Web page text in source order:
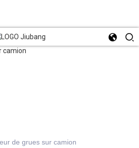
de grues sur camion